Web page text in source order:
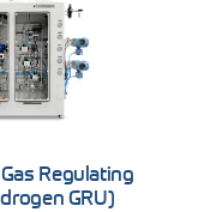
Regulating
GRU)